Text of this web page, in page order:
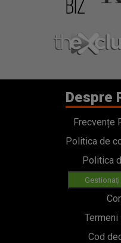
Despre
Frecvențe
Politica de
Politica
Cod